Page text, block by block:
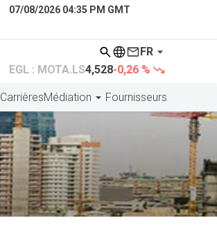
FR
07/08/2026 04:35 PM GMT
EGL : MOTA.LS4,528-0,26 %
CarrièresMédiation Fournisseurs